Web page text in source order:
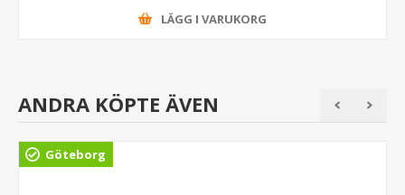
LÄGG I VARUKORG
ANDRA KÖPTE ÄVEN
Göteborg